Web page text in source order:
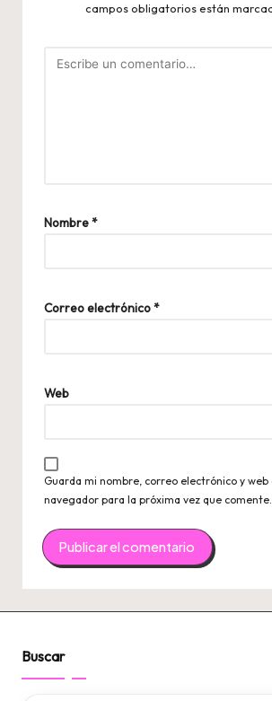
campos obligatorios están
Nombre*
Correo electrónico*
Web
Guarda mi nombre, correo electrónico y web
navegador para la próxima vez que comente.
Buscar